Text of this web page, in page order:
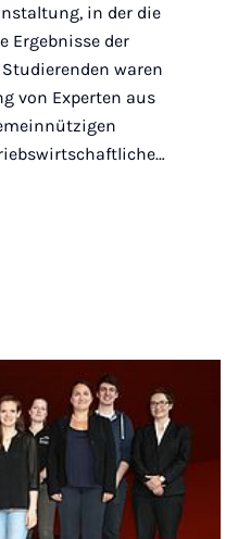
in der die
Ergebnisse der
waren
von Experten aus